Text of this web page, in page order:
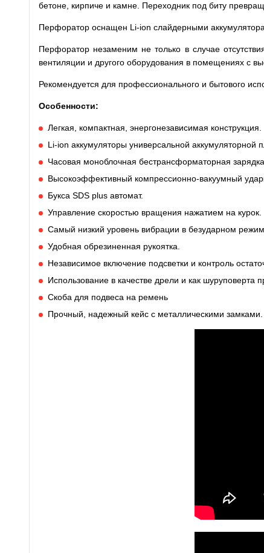
бетоне, кирпиче и камне. Переходник под биту
Перфоратор оснащен Li-ion слайдерными
Перфоратор незаменим не только в случае
вентиляции и другого оборудования в помещениях с
Рекомендуется для профессионального и бытового
Особенности:
Легкая, компактная, энергонезависимая конструкция.
Li-ion аккумуляторы универсальной аккумуляторной
Часовая моноблочная бестрансформаторная зарядка.
Высокоэффективный компрессионно-вакуумный
Букса SDS plus автомат.
Управление скоростью вращения нажатием на курок.
Самый низкий уровень вибрации в безударном
Удобная обрезиненная рукоятка.
Независимое включение подсветки и контроль
Использование в качестве дрели и как шуруповерта
Скоба для подвеса на ремень
Прочный, надежный кейс с металлическими замками.